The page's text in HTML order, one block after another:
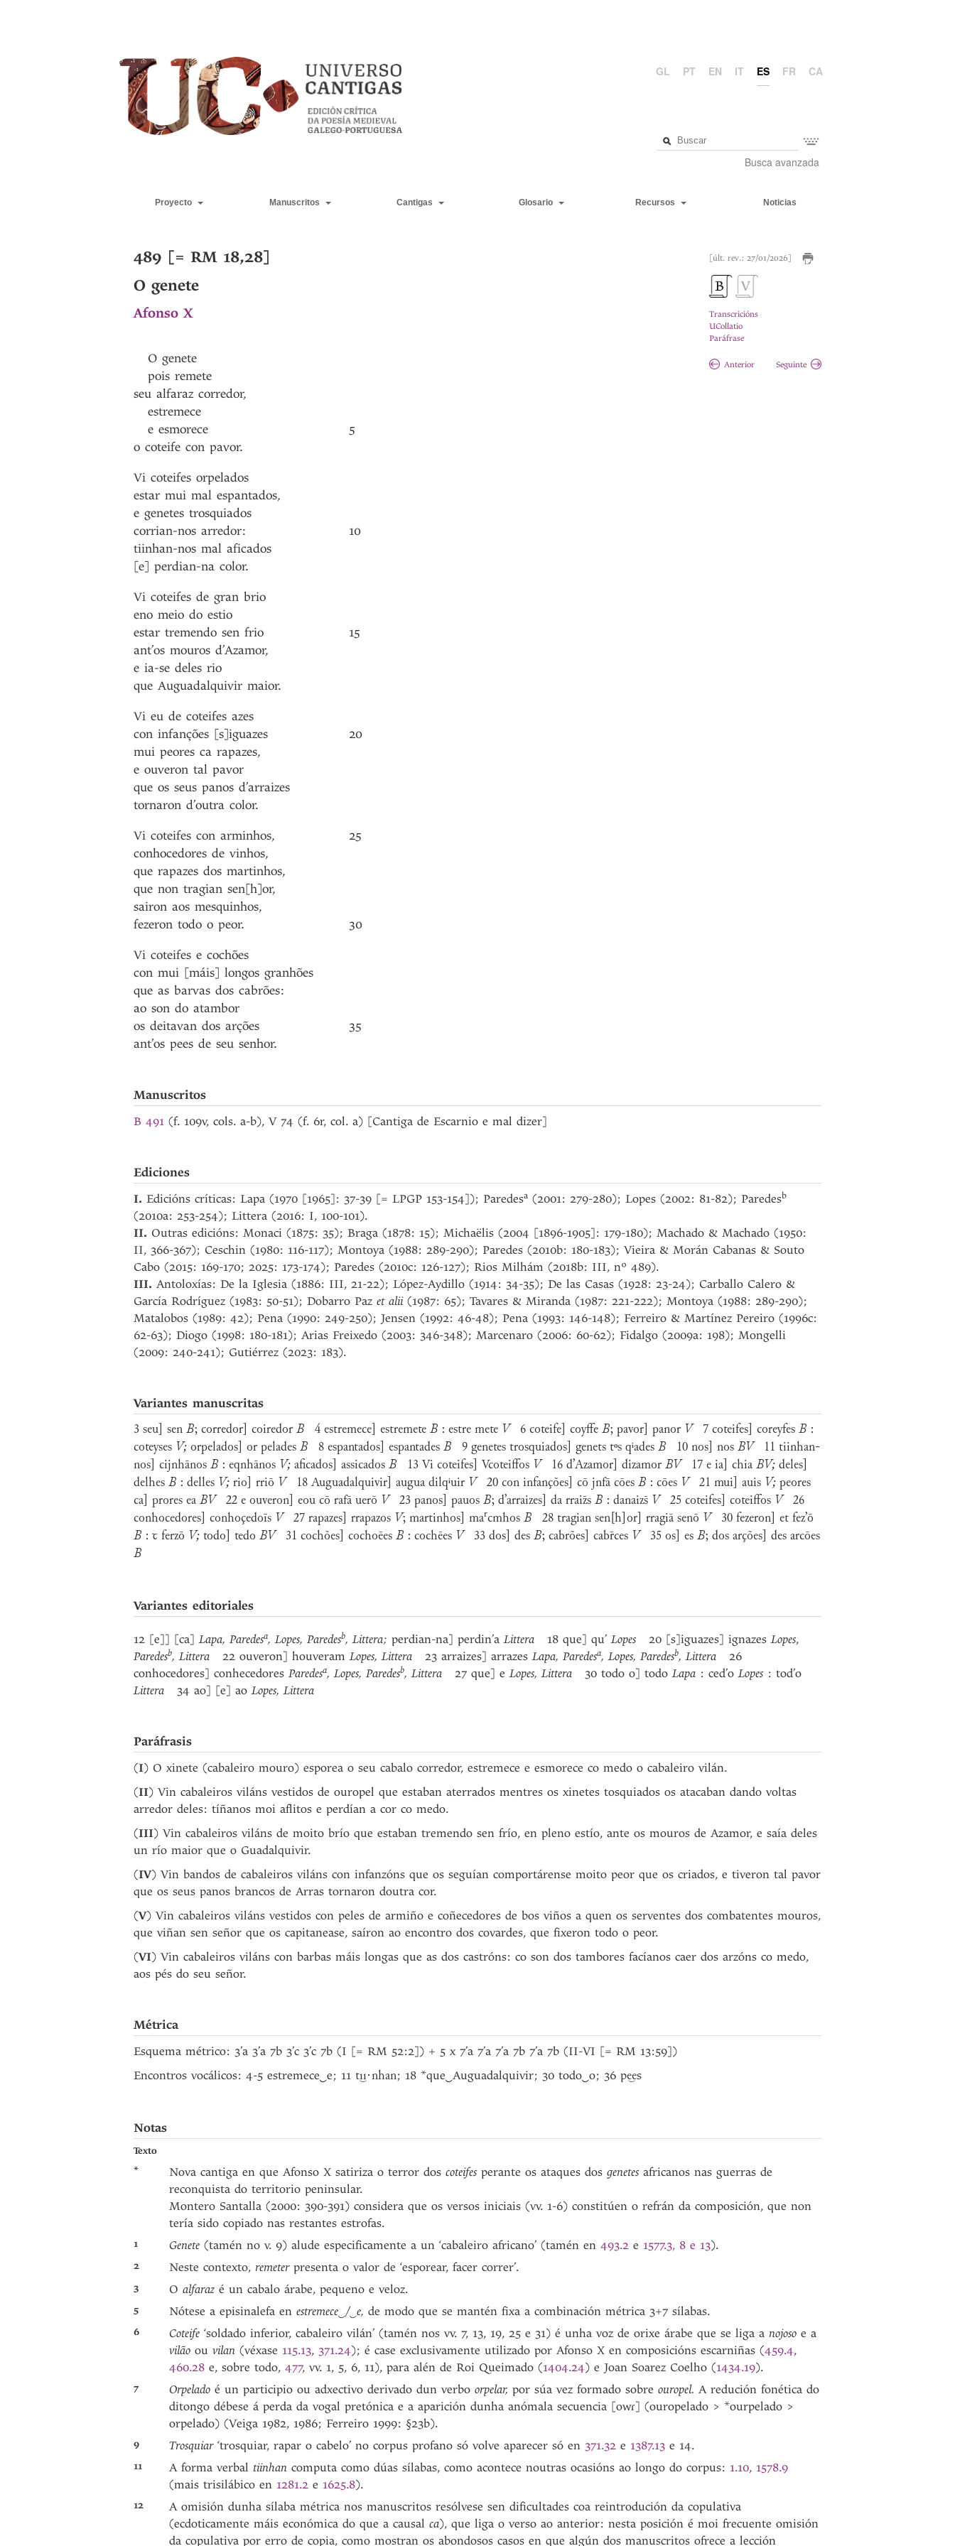
GL PT EN IT ES FR CA
Busca avanzada
Proyecto Manuscritos Cantigas Glosario Recursos Noticias
[últ. rev.: 27/01/2026]
Transcricións
UCollatio
Paráfrase
Anterior Seguinte
489 [= RM 18,28]
O genete
Afonso X
O genete
pois remete
seu alfaraz corredor,
estremece
e esmorece
o coteife con pavor.
Vi coteifes orpelados
estar mui mal espantados,
e genetes trosquiados
corrian-nos arredor:
tiinhan-nos mal aficados
[e] perdian-na color.
Vi coteifes de gran brio
eno meio do estio
estar tremendo sen frio
ant’os mouros d’Azamor,
e ia-se deles rio
que Auguadalquivir maior.
Vi eu de coteifes azes
con infanções [s]iguazes
mui peores ca rapazes,
e ouveron tal pavor
que os seus panos d’arraizes
tornaron d’outra color.
Vi coteifes con arminhos,
conhocedores de vinhos,
que rapazes dos martinhos,
que non tragian sen[h]or,
sairon aos mesquinhos,
fezeron todo o peor.
Vi coteifes e cochões
con mui [máis] longos granhões
que as barvas dos cabrões:
ao son do atambor
os deitavan dos arções
ant’os pees de seu senhor.
5
10
15
20
25
30
35
Manuscritos
B 491 (f. 109v, cols. a-b), V 74 (f. 6r, col. a) [Cantiga de Escarnio e mal dizer]
Ediciones
I. Edicións críticas: Lapa (1970 [1965]: 37-39 [= LPGP 153-154]); Paredesa (2001: 279-280); Lopes (2002: 81-82); Paredesb
(2010a: 253-254); Littera (2016: I, 100-101).
II. Outras edicións: Monaci (1875: 35); Braga (1878: 15); Michaëlis (2004 [1896-1905]: 179-180); Machado & Machado (1950:
II, 366-367); Ceschin (1980: 116-117); Montoya (1988: 289-290); Paredes (2010b: 180-183); Vieira & Morán Cabanas & Souto
Cabo (2015: 169-170; 2025: 173-174); Paredes (2010c: 126-127); Rios Milhám (2018b: III, nº 489).
III. Antoloxías: De la Iglesia (1886: III, 21-22); López-Aydillo (1914: 34-35); De las Casas (1928: 23-24); Carballo Calero &
García Rodríguez (1983: 50-51); Dobarro Paz et alii(1987: 65); Tavares & Miranda (1987: 221-222); Montoya (1988: 289-290);
Matalobos (1989: 42); Pena (1990: 249-250); Jensen (1992: 46-48); Pena (1993: 146-148); Ferreiro & Martínez Pereiro (1996c:
62-63); Diogo (1998: 180-181); Arias Freixedo (2003: 346-348); Marcenaro (2006: 60-62); Fidalgo (2009a: 198); Mongelli
(2009: 240-241); Gutiérrez (2023: 183).
Variantes manuscritas
3 seu] sen B; corredor] coiredor B 4 estremece] estremete B : estre mete V 6 coteife] coyffe B; pavor] panor V 7 coteifes] coreyfes B :
coteyses V; orpelados] or pelades B 8 espantados] espantades B 9 genetes trosquiados] genets tᵒs qⁱades B 10 nos] nos BV 11 tiinhan-
nos] cijnhānos B : eqnhānos V; aficados] assicados B 13 Vi coteifes] Vcoteiffos V 16 d’Azamor] dizamor BV 17 e ia] chia BV; deles]
delhes B : delles V; rio] rriō V 18 Auguadalquivir] augua dilqⁱuir V 20 con infanções] cō jnfā cōes B : cōes V 21 mui] auis V; peores
ca] prores ea BV 22 e ouveron] eou cō rafā uerō V 23 panos] pauos B; d’arraizes] da rraiz̄s B : danaizs̄ V 25 coteifes] coteiffos V 26
conhocedores] conhoçedoīs V 27 rapazes] rrapazos V; martinhos] marcmhos B 28 tragian sen[h]or] rragiā senō V 30 fezeron] et fez’ō
B : ꞇ ferzō V; todo] tedo BV 31 cochões] cochoēes B : cochēes V 33 dos] des B; cabrões] cabr̄ces V 35 os] es B; dos arções] des arcōes
B
Variantes editoriales
12 [e]] [ca]Lapa, Paredesa, Lopes, Paredesb, Littera; perdian-na] perdin’a Littera 18 que] qu’Lopes 20 [s]iguazes] ignazesLopes,
Paredesb, Littera 22 ouveron] houveramLopes, Littera 23 arraizes] arrazesLapa, Paredesa, Lopes, Paredesb, Littera 26
conhocedores] conhecedores Paredesa, Lopes, Paredesb, Littera 27 que] eLopes, Littera 30 todo o] todoLapa : ced’oLopes : tod’o
Littera 34 ao] [e] aoLopes, Littera
Paráfrasis
(I) O xinete (cabaleiro mouro) esporea o seu cabalo corredor, estremece e esmorece co medo o cabaleiro vilán.
(II) Vin cabaleiros viláns vestidos de ouropel que estaban aterrados mentres os xinetes tosquiados os atacaban dando voltas
arredor deles: tíñanos moi aflitos e perdían a cor co medo.
(III) Vin cabaleiros viláns de moito brío que estaban tremendo sen frío, en pleno estío, ante os mouros de Azamor, e saía deles
un río maior que o Guadalquivir.
(IV) Vin bandos de cabaleiros viláns con infanzóns que os seguían comportárense moito peor que os criados, e tiveron tal pavor
que os seus panos brancos de Arras tornaron doutra cor.
(V) Vin cabaleiros viláns vestidos con peles de armiño e coñecedores de bos viños a quen os serventes dos combatentes mouros,
que viñan sen señor que os capitanease, saíron ao encontro dos covardes, que fixeron todo o peor.
(VI) Vin cabaleiros viláns con barbas máis longas que as dos castróns: co son dos tambores facíanos caer dos arzóns co medo,
aos pés do seu señor.
Métrica
Esquema métrico: 3’a 3’a 7b 3’c 3’c 7b (I [= RM 52:2]) + 5 x 7’a 7’a 7’a 7b 7’a 7b (II-VI [= RM 13:59])
Encontros vocálicos: 4-5 estremece e; 11 ti͜i·nhan; 18 *que Auguadalquivir; 30 todo o; 36 pe͜es
Notas
Texto
*
Nova cantiga en que Afonso X satiriza o terror dos coteifes perante os ataques dos genetes africanos nas guerras de
reconquista do territorio peninsular.
Montero Santalla (2000: 390-391) considera que os versos iniciais (vv. 1-6) constitúen o refrán da composición, que non
tería sido copiado nas restantes estrofas.
1 Genete (tamén no v. 9) alude especificamente a un ‘cabaleiro africano’ (tamén en 493.2 e 1577.3, 8 e 13).
2 Neste contexto, remeter presenta o valor de ‘esporear, facer correr’.
3 O alfaraz é un cabalo árabe, pequeno e veloz.
5 Nótese a episinalefa en estremece‿/‿e, de modo que se mantén fixa a combinación métrica 3+7 sílabas.
6 Coteife ‘soldado inferior, cabaleiro vilán’ (tamén nos vv. 7, 13, 19, 25 e 31) é unha voz de orixe árabe que se liga a nojoso e a
vilão ou vilan (véxase 115.13, 371.24); é case exclusivamente utilizado por Afonso X en composicións escarniñas (459.4,
460.28 e, sobre todo, 477, vv. 1, 5, 6, 11), para alén de Roi Queimado (1404.24) e Joan Soarez Coelho (1434.19).
7 Orpelado é un participio ou adxectivo derivado dun verbo orpelar, por súa vez formado sobre ouropel. A redución fonética do
ditongo débese á perda da vogal pretónica e a aparición dunha anómala secuencia [owɾ] (ouropelado > *ourpelado >
orpelado) (Veiga 1982, 1986; Ferreiro 1999: §23b).
9 Trosquiar ‘trosquiar, rapar o cabelo’ no corpus profano só volve aparecer só en 371.32 e 1387.13 e 14.
11 A forma verbal tiinhan computa como dúas sílabas, como acontece noutras ocasións ao longo do corpus: 1.10, 1578.9
(mais trisilábico en 1281.2 e 1625.8).
12
A omisión dunha sílaba métrica nos manuscritos resólvese sen dificultades coa reintrodución da copulativa
(ecdoticamente máis económica do que a causal ca), que liga o verso ao anterior: nesta posición é moi frecuente omisión
da copulativa por erro de copia, como mostran os abondosos casos en que algún dos manuscritos ofrece a lección